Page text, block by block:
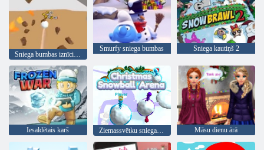
Sniega bumbas iznīcinātājs
Smurfy sniega bumbas Sniega kautiņš 2
Iesaldētais karš Ziemassvētku sniega bumbas arēna Māsu dienu ārā